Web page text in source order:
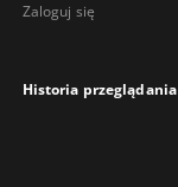
Zaloguj się
Historia przeglądania